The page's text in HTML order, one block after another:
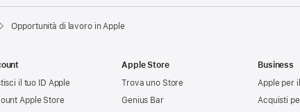
Opportunità di lavoro in Apple
il tuo ID Apple
Apple Store
Apple Store
Trova uno Store
Genius Bar
Business
Apple per
Acquisti